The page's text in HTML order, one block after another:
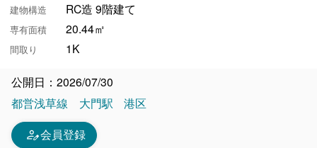
建物構造 RC造 9階建て
専有面積 20.44㎡
間取り 1K
公開日：2026/07/30
都営浅草線
大門駅 港区
person_edit会員登録